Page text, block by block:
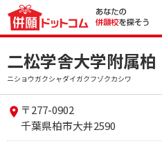
二松学舎大学附属柏
ニショウガクシャダイガクフゾクカシワ
〒277-0902
千葉県柏市大井2590